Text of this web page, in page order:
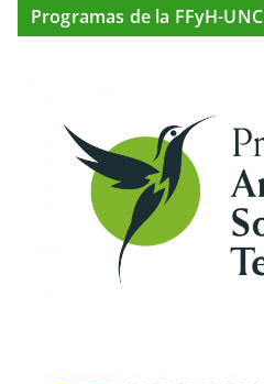
Programas de la FFyH-UNC